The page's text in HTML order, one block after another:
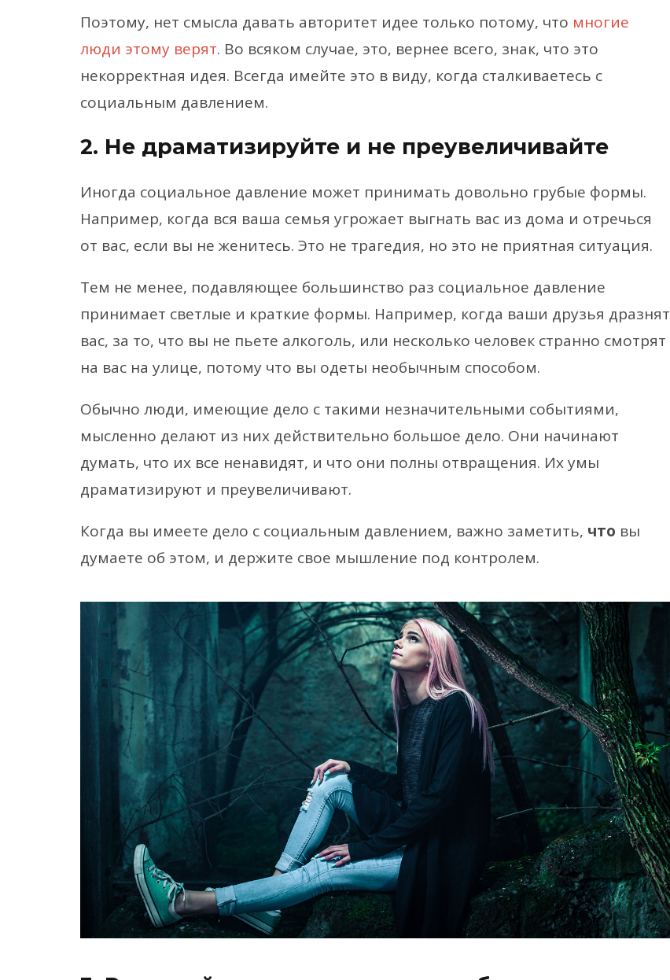
Поэтому, нет смысла давать авторитет идее только потому, что многие
люди этому верят. Во всяком случае, это, вернее всего, знак, что это
некорректная идея. Всегда имейте это в виду, когда сталкиваетесь с
социальным давлением.
2. Не драматизируйте и не преувеличивайте
Иногда социальное давление может принимать довольно грубые формы.
Например, когда вся ваша семья угрожает выгнать вас из дома и отречься
от вас, если вы не женитесь. Это не трагедия, но это не приятная ситуация.
Тем не менее, подавляющее большинство раз социальное давление
принимает светлые и краткие формы. Например, когда ваши друзья дразнят
вас, за то, что вы не пьете алкоголь, или несколько человек странно смотрят
на вас на улице, потому что вы одеты необычным способом.
Обычно люди, имеющие дело с такими незначительными событиями,
мысленно делают из них действительно большое дело. Они начинают
думать, что их все ненавидят, и что они полны отвращения. Их умы
драматизируют и преувеличивают.
Когда вы имеете дело с социальным давлением, важно заметить, что вы
думаете об этом, и держите свое мышление под контролем.